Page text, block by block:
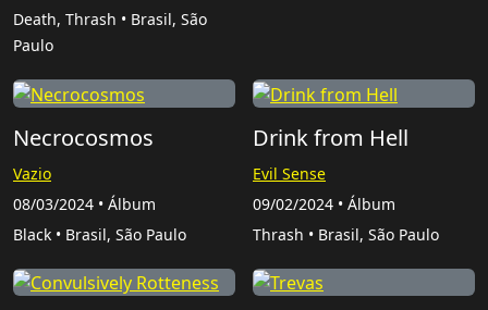
Death, Thrash • Brasil, São
Paulo
Necrocosmos
Vazio
08/03/2024 • Álbum
Black • Brasil, São Paulo
Drink from Hell
Evil Sense
09/02/2024 • Álbum
Thrash • Brasil, São Paulo